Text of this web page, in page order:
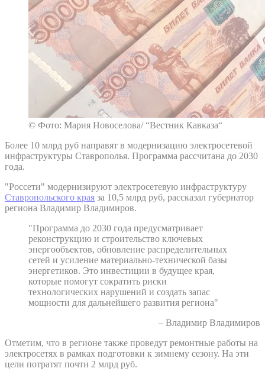
© Фото: Мария Новоселова/ “Вестник Кавказа“
Более 10 млрд руб направят в модернизацию электросетевой
инфраструктуры Ставрополья. Программа рассчитана до 2030
года.
"Россети" модернизируют электросетевую инфраструктуру
Ставропольского края за 10,5 млрд руб, рассказал губернатор
региона Владимир Владимиров.
"Программа до 2030 года предусматривает
реконструкцию и строительство ключевых
энергообъектов, обновление распределительных
сетей и усиление материально-технической базы
энергетиков. Это инвестиции в будущее края,
которые помогут сократить риски
технологических нарушений и создать запас
мощности для дальнейшего развития региона"
– Владимир Владимиров
Отметим, что в регионе также проведут ремонтные работы на
электросетях в рамках подготовки к зимнему сезону. На эти
цели потратят почти 2 млрд руб.